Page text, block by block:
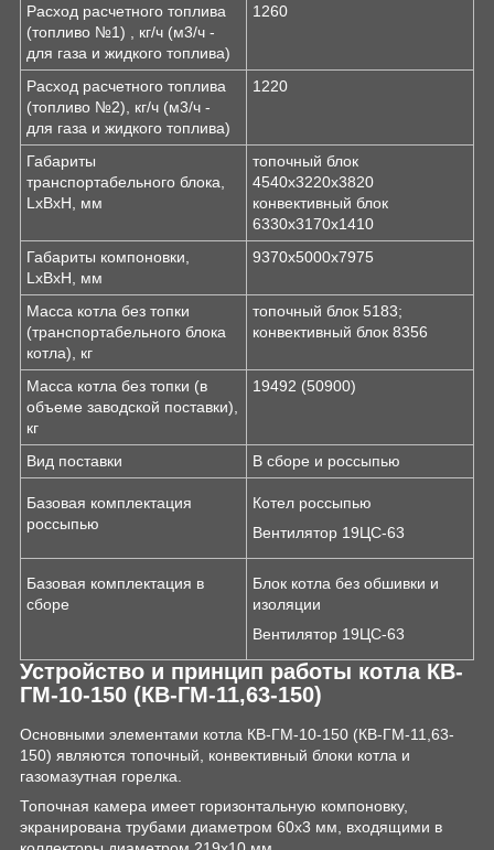
Расход расчетного топлива
(топливо №1) , кг/ч (м3/ч -
для газа и жидкого топлива)
1260
Расход расчетного топлива
(топливо №2), кг/ч (м3/ч -
для газа и жидкого топлива)
1220
Габариты
транспортабельного блока,
LxBxH, мм
топочный блок
4540х3220х3820
конвективный блок
6330х3170х1410
Габариты компоновки,
LxBxH, мм
9370х5000х7975
Масса котла без топки
(транспортабельного блока
котла), кг
топочный блок 5183;
конвективный блок 8356
Масса котла без топки (в
объеме заводской поставки),
кг
19492 (50900)
Вид поставки В сборе и россыпью
Базовая комплектация
россыпью
Котел россыпью
Вентилятор 19ЦС-63
Базовая комплектация в
сборе
Блок котла без обшивки и
изоляции
Вентилятор 19ЦС-63
Устройство и принцип работы котла КВ-
ГМ-10-150 (КВ-ГМ-11,63-150)
Основными элементами котла КВ-ГМ-10-150 (КВ-ГМ-11,63-
150) являются топочный, конвективный блоки котла и
газомазутная горелка.
Топочная камера имеет горизонтальную компоновку,
экранирована трубами диаметром 60х3 мм, входящими в